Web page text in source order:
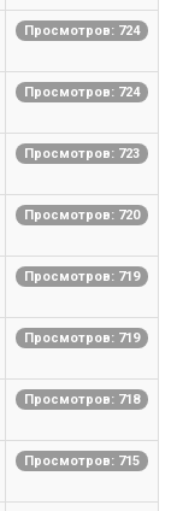
Просмотров: 724
Просмотров: 724
Просмотров: 723
Просмотров: 720
Просмотров: 719
Просмотров: 719
Просмотров: 718
Просмотров: 715